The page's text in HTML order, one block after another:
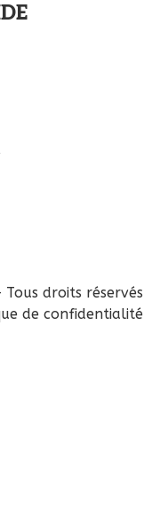
droits réservés
de confidentialité